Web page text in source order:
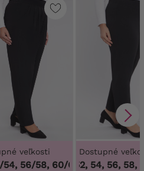
, 46, 48, 50, 52, 54, 56, 58,
veľkosti
56/58, 60/62 48/50, 52/54,
Dostupné
50, 52, 54, 56, 58,